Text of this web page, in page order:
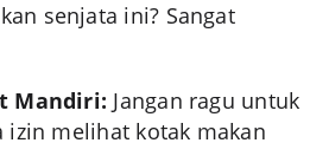
senjata ini? Sangat
Mandiri: Jangan ragu untuk
izin melihat kotak makan